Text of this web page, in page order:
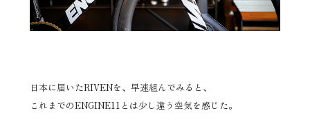
日本に届いたRIVENを、早速組んでみると、
これまでのENGINE11とは少し違う空気を感じた。